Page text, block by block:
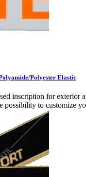
Polyester Elastic
inscription for exterior
possibility to customize